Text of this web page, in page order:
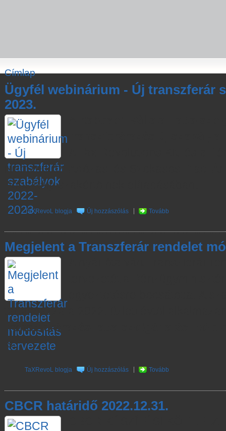
Címlap
Ügyfél webinárium - Új transzferár
2023.
Nemzetközi Adózási és Szokásos Piaci
Főosztály szakértőinek előadásában.
TaXRevoL blogja Új hozzászólás Tovább
Megjelent a Transzferár rendelet
tartalmazza a 2022. üzleti évtől
transzferárazási adatszolgáltatási
is.
TaXRevoL blogja Új hozzászólás Tovább
CBCR határidő 2022.12.31.